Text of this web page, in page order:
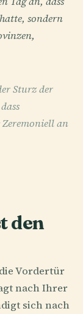
sondern
Sturz der
an
den
Vordertür
nach Ihrer
sich nach